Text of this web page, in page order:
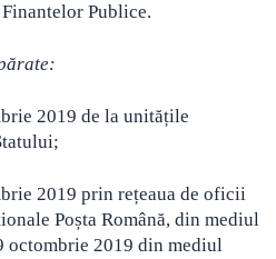
Publice.
2019 de la unitățile
2019 prin rețeaua de oficii
Poșta Română, din mediul
octombrie 2019 din mediul